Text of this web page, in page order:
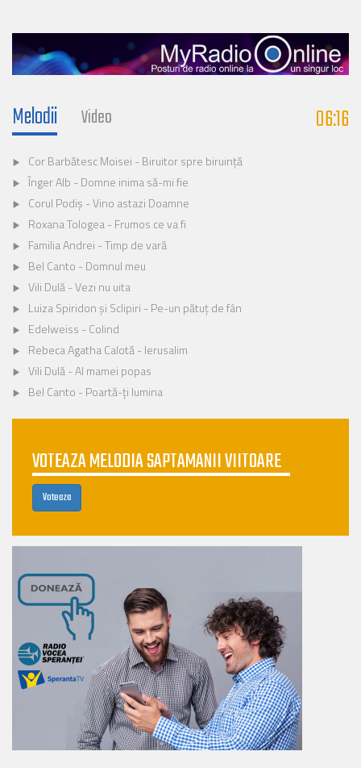
Melodii Video 06:16
Cor Barbătesc Moisei - Biruitor spre biruinţă
Înger Alb - Domne inima să-mi fie
Corul Podiș - Vino astazi Doamne
Roxana Tologea - Frumos ce va fi
Familia Andrei - Timp de vară
Bel Canto - Domnul meu
Vili Dulă - Vezi nu uita
Luiza Spiridon și Sclipiri - Pe-un pătuț de fân
Edelweiss - Colind
Rebeca Agatha Calotă - Ierusalim
Vili Dulă - Al mamei popas
Bel Canto - Poartă-ți lumina
VOTEAZA MELODIA SAPTAMANII VIITOARE
Voteaza